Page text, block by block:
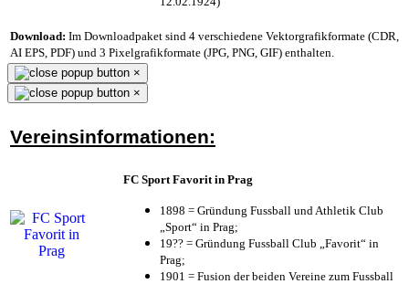
Download: Im Downloadpaket sind 4 verschiedene Vektorgrafikformate (CDR,
AI EPS, PDF) und 3 Pixelgrafikformate (JPG, PNG, GIF) enthalten.
×
×
Vereinsinformationen:
FC Sport Favorit in Prag
1898 = Gründung Fussball und Athletik Club
„Sport“ in Prag;
19?? = Gründung Fussball Club „Favorit“ in
Prag;
1901 = Fusion der beiden Vereine zum Fussball